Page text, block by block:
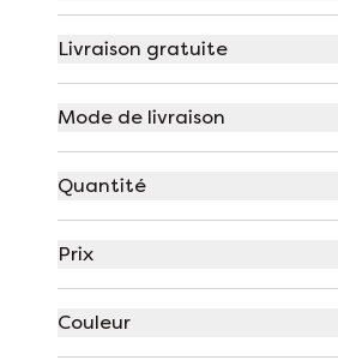
Livraison gratuite
Mode de livraison
Quantité
Prix
Couleur